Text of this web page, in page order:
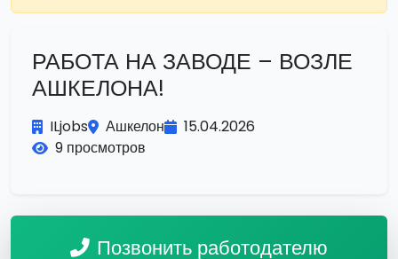
РАБОТА НА ЗАВОДЕ – ВОЗЛЕ
АШКЕЛОНА!
ILjobs Ашкелон
15.04.2026
9 просмотров
Позвонить работодателю